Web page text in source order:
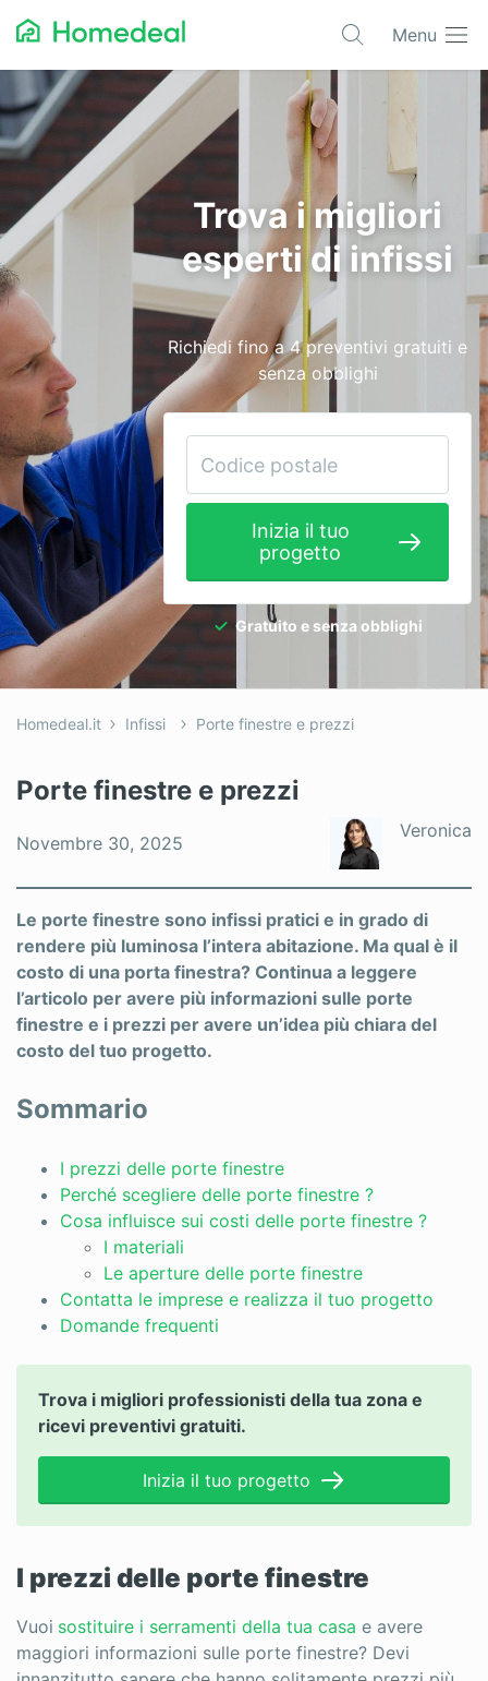
Menu
Progetti più richiesti
Architetti
Automazione
Bioedilizia
Condizionatori
Domotica
Edilizia
Elettricisti
Giardinieri
Idraulici
Imbianchini
Infissi
Isolamento
Nuove Costruzioni
Pannelli Solari
Pavimenti
Piscine
Porte
Rimozione amianto
Riscaldamento
Ristrutturazioni
Sicurezza
Sistemi oscuranti
Tende da sole
Tetti
Zanzariere
Sei un professionista?
Trova i migliori
esperti di infissi
Richiedi fino a 4 preventivi gratuiti e
senza obblighi
Inizia il tuo
progetto
Gratuito e senza obblighi
Homedeal.it Infissi Porte finestre e prezzi
Porte finestre e prezzi
Novembre 30, 2025
Veronica
Le porte finestre sono infissi pratici e in grado di
rendere più luminosa l’intera abitazione. Ma qual è il
costo di una porta finestra? Continua a leggere
l’articolo per avere più informazioni sulle porte
finestre e i prezzi per avere un’idea più chiara del
costo del tuo progetto.
Sommario
I prezzi delle porte finestre
Perché scegliere delle porte finestre ?
Cosa influisce sui costi delle porte finestre ?
I materiali
Le aperture delle porte finestre
Contatta le imprese e realizza il tuo progetto
Domande frequenti
Trova i migliori professionisti della tua zona e
ricevi preventivi gratuiti.
Inizia il tuo progetto
I prezzi delle porte finestre
Vuoi sostituire i serramenti della tua casa e avere
maggiori informazioni sulle porte finestre? Devi